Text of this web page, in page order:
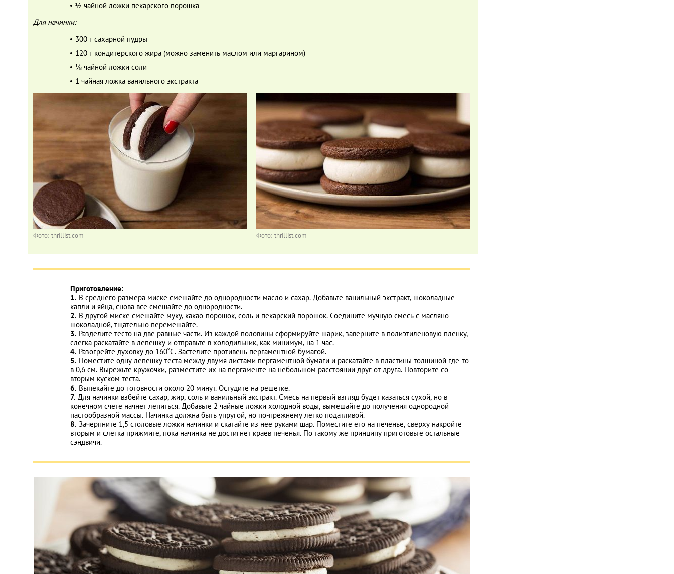
½ чайной ложки пекарского порошка
Для начинки:
300 г сахарной пудры
120 г кондитерского жира (можно заменить маслом или маргарином)
⅛ чайной ложки соли
1 чайная ложка ванильного экстракта
Фото: thrillist.com Фото: thrillist.com
Приготовление:
1. В среднего размера миске смешайте до однородности масло и сахар. Добавьте ванильный экстракт, шоколадные
капли и яйца, снова все смешайте до однородности.
2. В другой миске смешайте муку, какао-порошок, соль и пекарский порошок. Соедините мучную смесь с масляно-
шоколадной, тщательно перемешайте.
3. Разделите тесто на две равные части. Из каждой половины сформируйте шарик, заверните в полиэтиленовую пленку,
слегка раскатайте в лепешку и отправьте в холодильник, как минимум, на 1 час.
4. Разогрейте духовку до 160˚С. Застелите противень пергаментной бумагой.
5. Поместите одну лепешку теста между двумя листами пергаментной бумаги и раскатайте в пластины толщиной где-то
в 0,6 см. Вырежьте кружочки, разместите их на пергаменте на небольшом расстоянии друг от друга. Повторите со
вторым куском теста.
6. Выпекайте до готовности около 20 минут. Остудите на решетке.
7. Для начинки взбейте сахар, жир, соль и ванильный экстракт. Смесь на первый взгляд будет казаться сухой, но в
конечном счете начнет лепиться. Добавьте 2 чайные ложки холодной воды, вымешайте до получения однородной
пастообразной массы. Начинка должна быть упругой, но по-прежнему легко податливой.
8. Зачерпните 1,5 столовые ложки начинки и скатайте из нее руками шар. Поместите его на печенье, сверху накройте
вторым и слегка прижмите, пока начинка не достигнет краев печенья. По такому же принципу приготовьте остальные
сэндвичи.